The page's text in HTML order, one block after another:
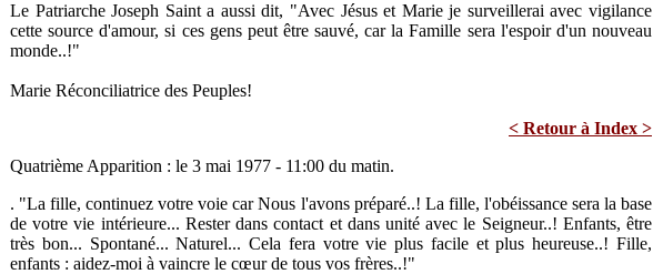
Le Patriarche Joseph Saint a aussi dit, "Avec Jésus et Marie je surveillerai avec vigilance
cette source d'amour, si ces gens peut être sauvé, car la Famille sera l'espoir d'un nouveau
monde..!"
Marie Réconciliatrice des Peuples!
< Retour à Index >
Quatrième Apparition : le 3 mai 1977 - 11:00 du matin.
. "La fille, continuez votre voie car Nous l'avons préparé..! La fille, l'obéissance sera la base
de votre vie intérieure... Rester dans contact et dans unité avec le Seigneur..! Enfants, être
très bon... Spontané... Naturel... Cela fera votre vie plus facile et plus heureuse..! Fille,
enfants : aidez-moi à vaincre le cœur de tous vos frères..!"